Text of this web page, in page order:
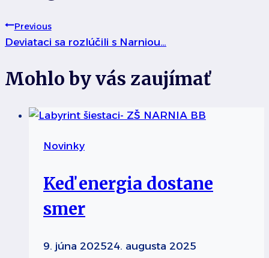
Previous
Deviataci sa rozlúčili s Narniou…
Mohlo by vás zaujímať
Novinky
Keď energia dostane
smer
9. júna 202524. augusta 2025